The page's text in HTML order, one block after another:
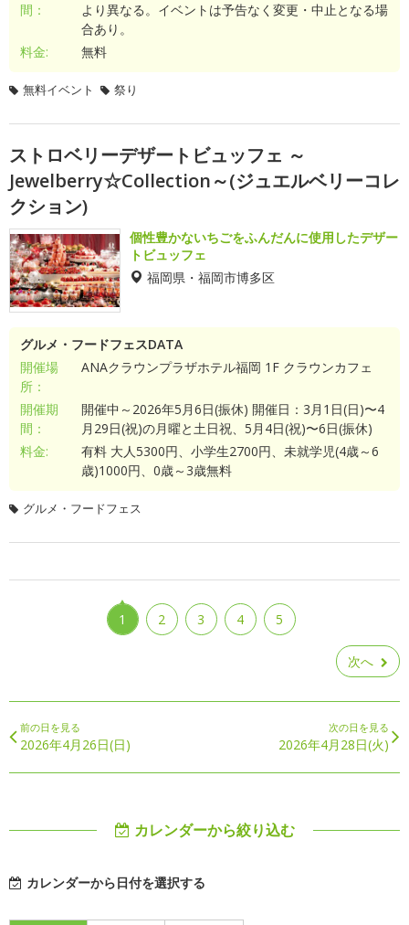
間：
より異なる。イベントは予告なく変更・中止となる場
合あり。
料金:
無料
無料イベント 祭り
ストロベリーデザートビュッフェ ～
Jewelberry☆Collection～(ジュエルベリーコレ
クション)
個性豊かないちごをふんだんに使用したデザー
トビュッフェ
福岡県・福岡市博多区
グルメ・フードフェスDATA
開催場
所：
ANAクラウンプラザホテル福岡 1F クラウンカフェ
開催期
間：
開催中～2026年5月6日(振休) 開催日：3月1日(日)〜4
月29日(祝)の月曜と土日祝、5月4日(祝)〜6日(振休)
料金:
有料 大人5300円、小学生2700円、未就学児(4歳～6
歳)1000円、0歳～3歳無料
グルメ・フードフェス
1 2 3 4 5
次へ
前の日を見る
2026年4月26日(日)
次の日を見る
2026年4月28日(火)
カレンダーから絞り込む
カレンダーから日付を選択する